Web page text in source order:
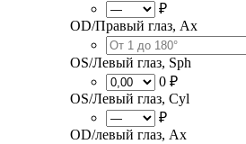
₽
OD/Правый глаз, Ax
OS/Левый глаз, Sph
0 ₽
OS/Левый глаз, Cyl
₽
OD/левый глаз, Ax